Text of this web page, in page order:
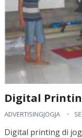
Digital
ADVERTISINGJOGJA
Digital printing di